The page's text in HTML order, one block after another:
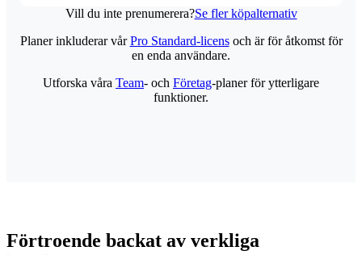
Vill du inte prenumerera?Se fler köpalternativ
Planer inkluderar vårPro Standard-licensoch är för åtkomst för
en enda användare.
Utforska våra Team- och Företag-planer för ytterligare
funktioner.
Förtroende backat av verkliga